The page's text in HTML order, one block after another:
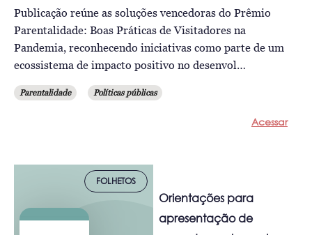
Publicação reúne as soluções vencedoras do Prêmio
Parentalidade: Boas Práticas de Visitadores na
Pandemia, reconhecendo iniciativas como parte de um
ecossistema de impacto positivo no desenvol…
Parentalidade Políticas públicas
Acessar
FOLHETOS
Orientações para
apresentação de